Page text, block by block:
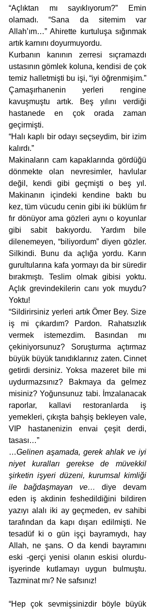
“Açlıktan mı sayıklıyorum?” Emin
olamadı. “Sana da sitemim var
Allah’ım…” Ahirette kurtuluşa sığınmak
artık karnını doyurmuyordu.
Kurbanın kanının zerresi sıçramazdı
ustasının gömlek koluna, kendisi de çok
temiz halletmişti bu işi, “iyi öğrenmişim.”
Çamaşırhanenin yerleri rengine
kavuşmuştu artık. Beş yılını verdiği
hastanede en çok orada zaman
geçirmişti.
“Halı kaplı bir odayı seçseydim, bir izim
kalırdı.”
Makinaların cam kapaklarında gördüğü
dönmekte olan nevresimler, havlular
değil, kendi gibi geçmişti o beş yıl.
Makinanın içindeki kendine baktı bu
kez, tüm vücudu cenin gibi iki büklüm fır
fır dönüyor ama gözleri aynı o koyunlar
gibi sabit bakıyordu. Yardım bile
dilenemeyen, “biliyordum” diyen gözler.
Silkindi. Bunu da açlığa yordu. Karın
gurultularına kafa yormayı da bir süredir
bırakmıştı. Teslim olmak gibisi yoktu.
Açlık grevindekilerin canı yok muydu?
Yoktu!
“Sildirirsiniz yerleri artık Ömer Bey. Size
iş mi çıkardım? Pardon. Rahatsızlık
vermek istemezdim. Basından mı
çekiniyorsunuz? Soruşturma açtırmaz
büyük büyük tanıdıklarınız zaten. Cinnet
getirdi dersiniz. Yoksa mazeret bile mi
uydurmazsınız? Bakmaya da gelmez
misiniz? Yoğunsunuz tabi. İmzalanacak
raporlar, kallavi restoranlarda iş
yemekleri, çıkışta bahşiş bekleyen vale,
VIP hastanenizin envai çeşit derdi,
tasası…”
…Gelinen aşamada, gerek ahlak ve iyi
niyet kuralları gerekse de müvekkil
şirketin işyeri düzeni, kurumsal kimliği
ile bağdaşmayan ve… diye devam
eden iş akdinin feshedildiğini bildiren
yazıyı alalı iki ay geçmeden, ev sahibi
tarafından da kapı dışarı edilmişti. Ne
tesadüf ki o gün işçi bayramıydı, hay
Allah, ne şans. O da kendi bayramını
eski -gerçi yenisi olanın eskisi olurdu-
işyerinde kutlamayı uygun bulmuştu.
Tazminat mı? Ne safsınız!
“Hep çok sevmişsinizdir böyle büyük